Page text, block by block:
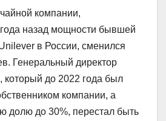
компании,
назад мощности бывшей
в России, сменился
Генеральный директор
который до 2022 года был
компании, а
долю до 30%, перестал быть